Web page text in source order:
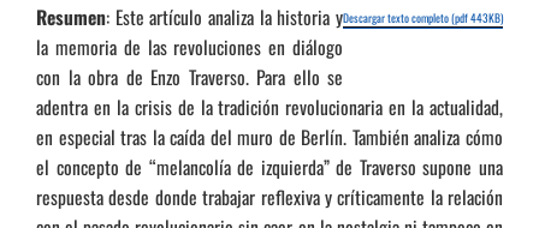
Descargar texto completo (pdf 443KB)
Resumen: Este artículo analiza la historia y
la memoria de las revoluciones en diálogo
con la obra de Enzo Traverso. Para ello se
adentra en la crisis de la tradición revolucionaria en la actualidad,
en especial tras la caída del muro de Berlín. También analiza cómo
el concepto de “melancolía de izquierda” de Traverso supone una
respuesta desde donde trabajar reflexiva y críticamente la relación